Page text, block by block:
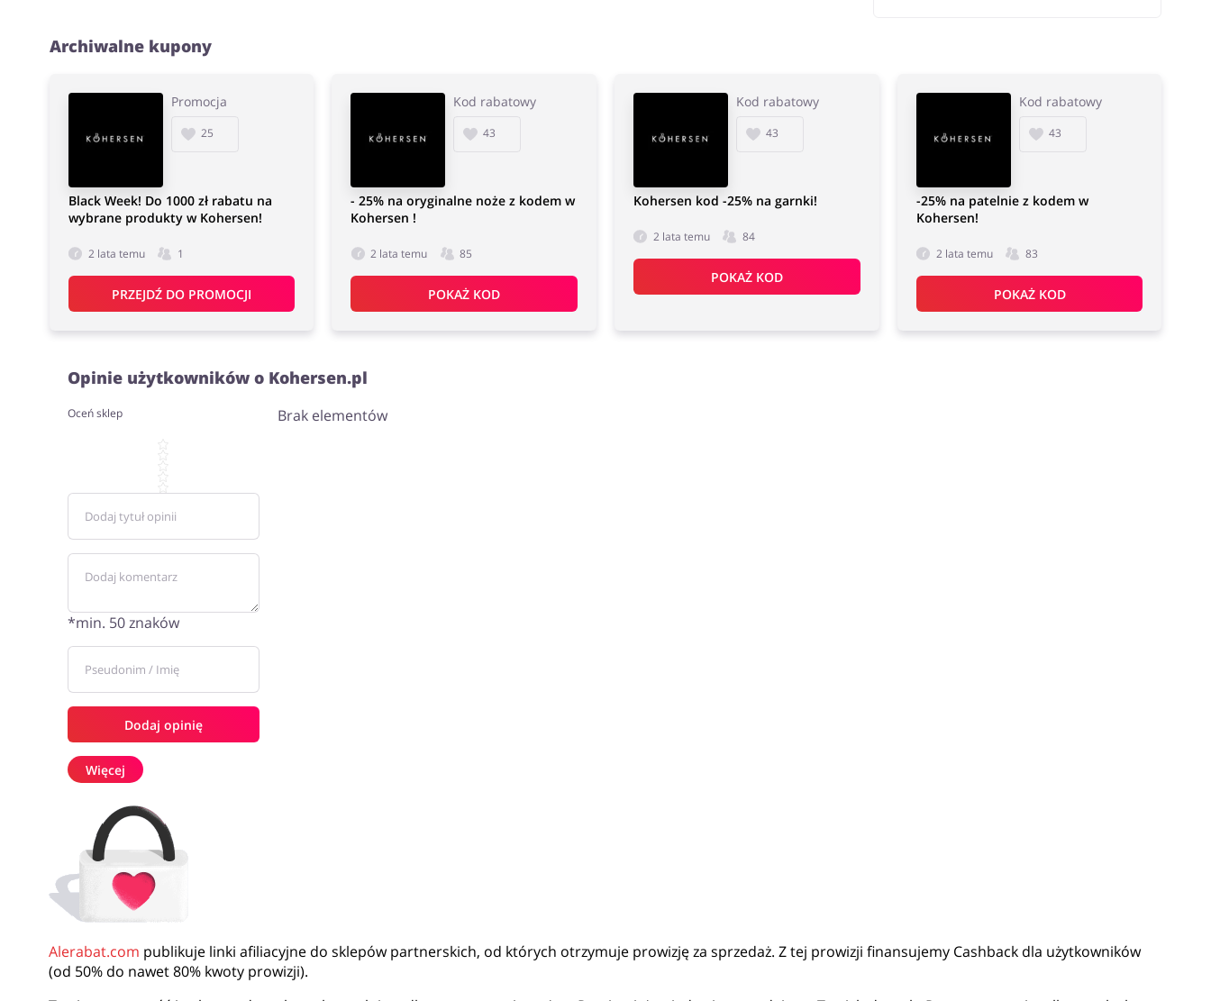
Archiwalne kupony
Promocja
25
Black Week! Do 1000 zł rabatu na
wybrane produkty w Kohersen!
2 lata temu 1
PRZEJDŹ DO PROMOCJI
Kod rabatowy
43
- 25% na oryginalne noże z kodem w
Kohersen !
2 lata temu 85
POKAŻ KOD
Kod rabatowy
43
Kohersen kod -25% na garnki!
2 lata temu 84
POKAŻ KOD
Kod rabatowy
43
-25% na patelnie z kodem w
Kohersen!
2 lata temu 83
POKAŻ KOD
Opinie użytkowników o Kohersen.pl
Oceń sklep
*min. 50 znaków
Dodaj opinię
Brak elementów
Więcej
Alerabat.com publikuje linki afiliacyjne do sklepów partnerskich, od których otrzymuje prowizję za sprzedaż. Z tej prowizji finansujemy Cashback dla użytkowników
(od 50% do nawet 80% kwoty prowizji).